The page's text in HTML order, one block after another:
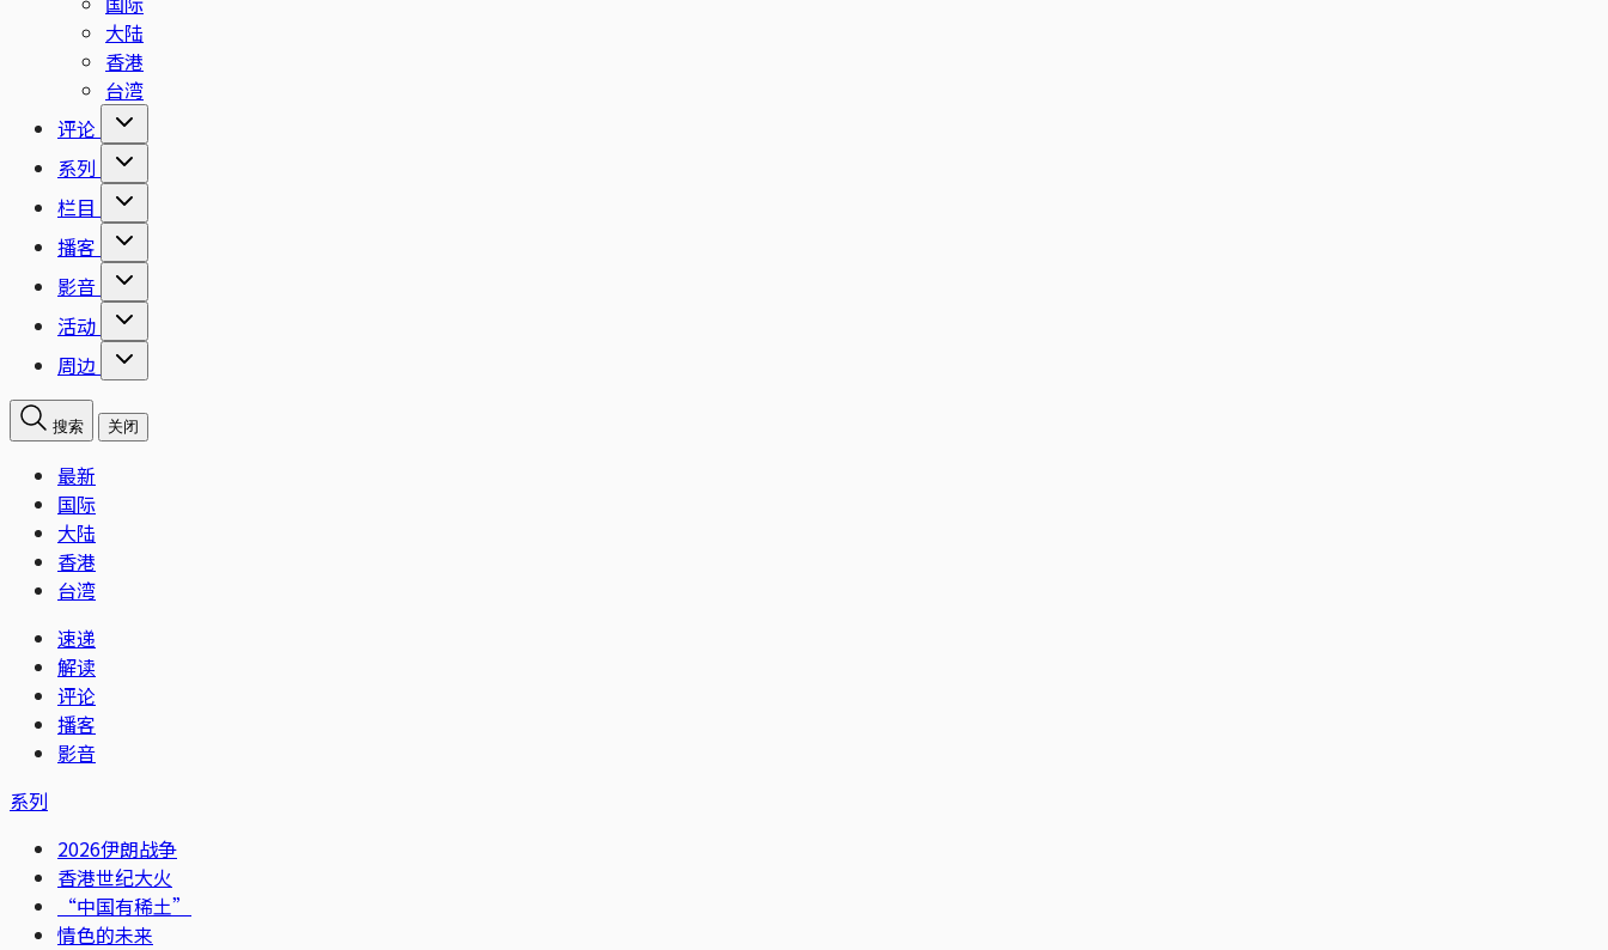
大陆
香港
台湾
评论
系列
栏目
播客
影音
活动
周边
搜索 关闭
最新
国际
大陆
香港
台湾
速递
解读
评论
播客
影音
系列
2026伊朗战争
香港世纪大火
“中国有稀土”
情色的未来